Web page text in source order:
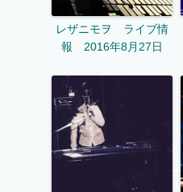
レザニモヲ ライブ情
報 2016年8月27日